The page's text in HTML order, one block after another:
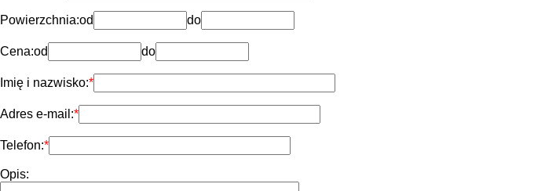
Powierzchnia:od do
Cena:od do
Imię i nazwisko:
Adres e-mail:
Telefon:
Opis: